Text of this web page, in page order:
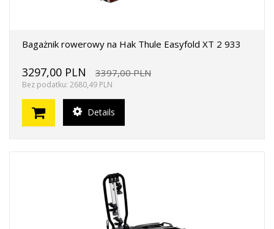
Bagażnik rowerowy na Hak Thule Easyfold XT 2 933
3297,00 PLN 3397,00 PLN
Bez podatku: 2680,49 PLN
Details